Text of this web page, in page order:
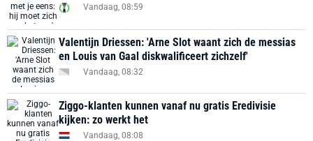
Vandaag, 08:59
Valentijn Driessen: 'Arne Slot waant zich de messias
en Louis van Gaal diskwalificeert zichzelf'
Vandaag, 08:32
Ziggo-klanten kunnen vanaf nu gratis Eredivisie
kijken: zo werkt het
Vandaag, 08:08